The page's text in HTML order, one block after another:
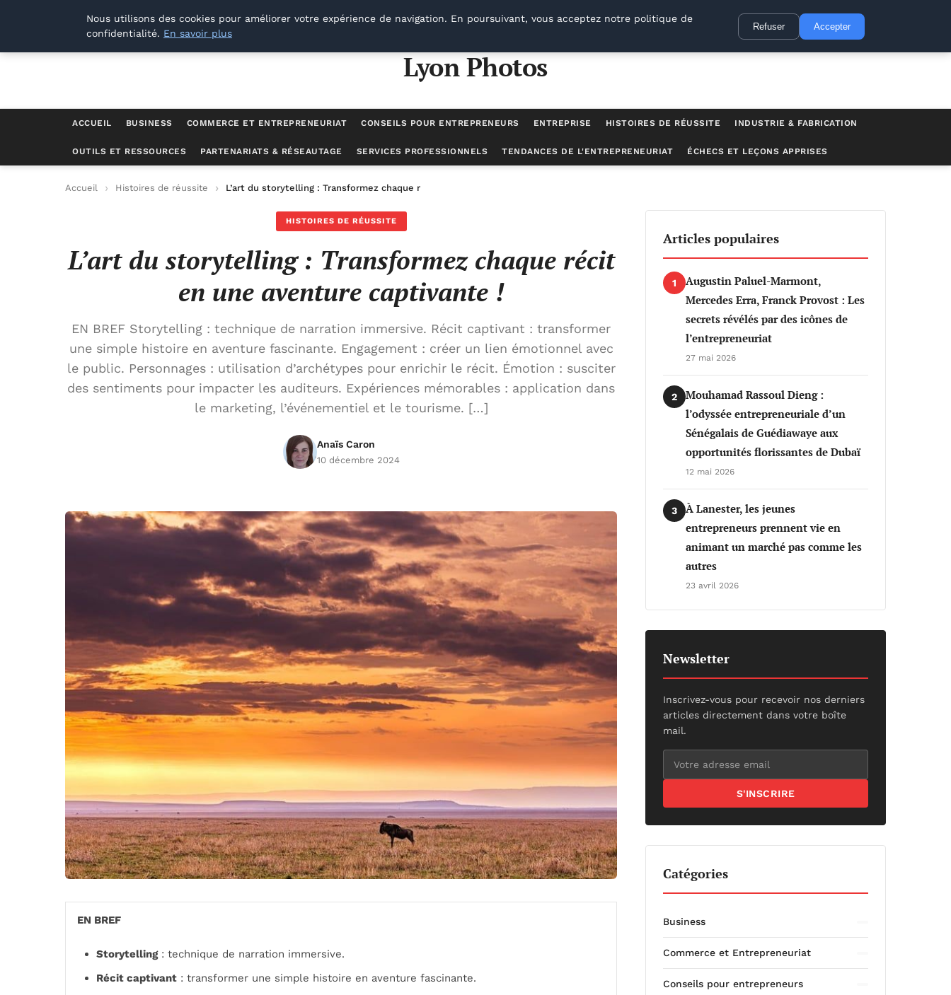
Lyon Photos
Lyon Photos
ACCUEIL BUSINESS COMMERCE ET ENTREPRENEURIAT CONSEILS POUR ENTREPRENEURS ENTREPRISE HISTOIRES DE RÉUSSITE INDUSTRIE & FABRICATION
OUTILS ET RESSOURCES PARTENARIATS & RÉSEAUTAGE SERVICES PROFESSIONNELS TENDANCES DE L'ENTREPRENEURIAT ÉCHECS ET LEÇONS APPRISES
Accueil Histoires de réussite L’art du storytelling : Transformez chaque récit en une aventure captivante !
HISTOIRES DE RÉUSSITE
L’art du storytelling : Transformez chaque récit
en une aventure captivante !
EN BREF Storytelling : technique de narration immersive. Récit captivant : transformer
une simple histoire en aventure fascinante. Engagement : créer un lien émotionnel avec
le public. Personnages : utilisation d’archétypes pour enrichir le récit. Émotion : susciter
des sentiments pour impacter les auditeurs. Expériences mémorables : application dans
le marketing, l’événementiel et le tourisme. […]
Anaïs Caron
10 décembre 2024
EN BREF
Storytelling: technique de narration immersive.
Récit captivant : transformer une simple histoire en aventure fascinante.
Articles populaires
1
Augustin Paluel-Marmont,
Mercedes Erra, Franck Provost : Les
secrets révélés par des icônes de
l’entrepreneuriat
27 mai 2026
2
Mouhamad Rassoul Dieng :
l’odyssée entrepreneuriale d’un
Sénégalais de Guédiawaye aux
opportunités florissantes de Dubaï
12 mai 2026
3
À Lanester, les jeunes
entrepreneurs prennent vie en
animant un marché pas comme les
autres
23 avril 2026
Newsletter
Inscrivez-vous pour recevoir nos derniers
articles directement dans votre boîte
mail.
S'INSCRIRE
Catégories
Business
Commerce et Entrepreneuriat
Conseils pour entrepreneurs
Nous utilisons des cookies pour améliorer votre expérience de navigation. En poursuivant, vous acceptez notre politique de
confidentialité. En savoir plus
Refuser Accepter